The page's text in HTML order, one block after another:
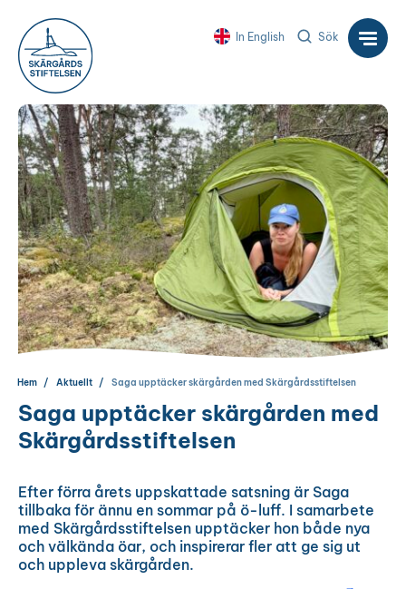
In English Sök
Hem Aktuellt Saga upptäcker skärgården med Skärgårdsstiftelsen
Saga upptäcker skärgården med
Skärgårdsstiftelsen
Efter förra årets uppskattade satsning är Saga
tillbaka för ännu en sommar på ö-luff. I samarbete
med Skärgårdsstiftelsen upptäcker hon både nya
och välkända öar, och inspirerar fler att ge sig ut
och uppleva skärgården.